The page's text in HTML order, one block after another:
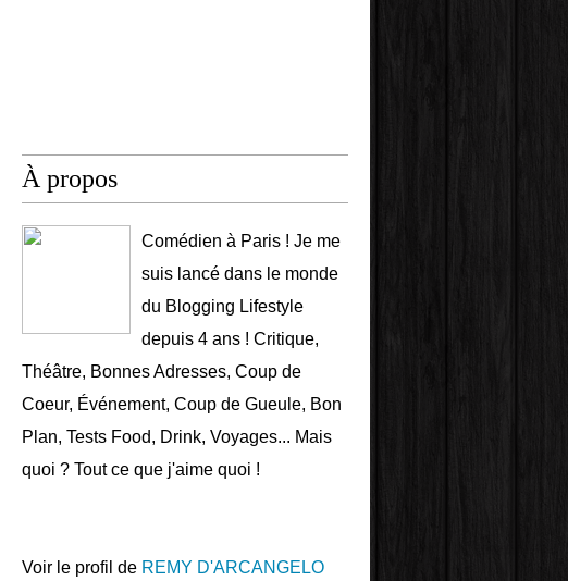
À propos
Comédien à Paris ! Je me
suis lancé dans le monde
du Blogging Lifestyle
depuis 4 ans ! Critique,
Théâtre, Bonnes Adresses, Coup de
Coeur, Événement, Coup de Gueule, Bon
Plan, Tests Food, Drink, Voyages... Mais
quoi ? Tout ce que j'aime quoi !
Voir le profil de REMY D'ARCANGELO